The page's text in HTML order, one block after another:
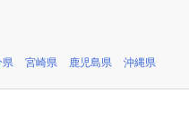
県 宮崎県 鹿児島県 沖縄県